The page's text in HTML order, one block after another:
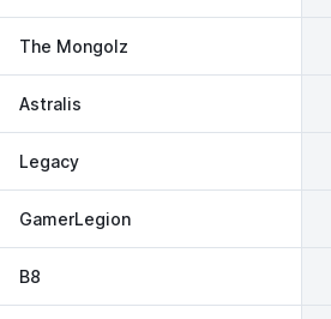
The Mongolz
Astralis
Legacy
GamerLegion
B8